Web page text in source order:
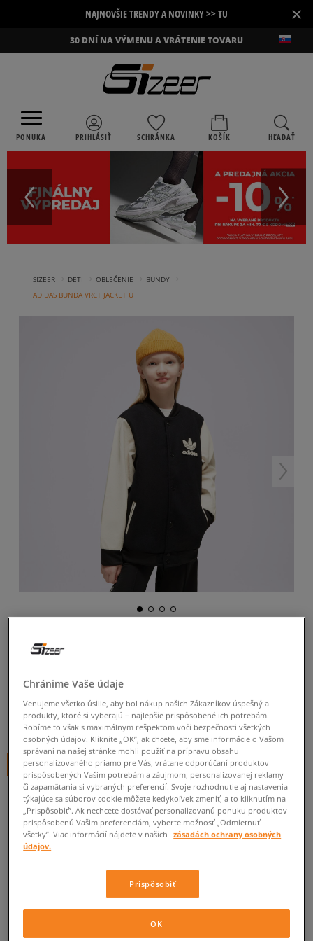
NAJNOVŠIE TRENDY A NOVINKY >> TU ×
30 DNÍ NA VÝMENU A VRÁTENIE TOVARU
PONUKA PRIHLÁSIŤ SCHRÁNKA KOŠÍK HĽADAŤ
SIZEER DETI OBLEČENIE BUNDY
ADIDAS BUNDA VRCT JACKET U
ADIDAS BUNDA VRCT JACKET U
49€cena s DPH
+ 49 BODOV VSIZEERCLUBE
Informujte ma o dostupnosti
Ak bude položka opäť dostupná, dostanete od nás oznámenie.
Chránime Vaše údaje
Venujeme všetko úsilie, aby bol nákup našich Zákazníkov úspešný a
produkty, ktoré si vyberajú – najlepšie prispôsobené ich potrebám.
Robíme to však s maximálnym rešpektom voči bezpečnosti všetkých
osobných údajov. Kliknite „OK”, ak chcete, aby sme informácie o Vašom
správaní na našej stránke mohli použiť na prípravu obsahu
personalizovaného priamo pre Vás, vrátane odporúčaní produktov
prispôsobených Vašim potrebám a záujmom, personalizovanej reklamy
či zapamätania si vybraných preferencií. Svoje rozhodnutie aj nastavenia
týkajúce sa súborov cookie môžete kedykoľvek zmeniť, a to kliknutím na
„Prispôsobiť”. Ak nechcete dostávať personalizovanú ponuku produktov
prispôsobenú Vašim preferenciám, vyberte možnosť „Odmietnuť
všetky”. Viac informácií nájdete v našich
zásadách ochrany osobných
údajov.
Prispôsobiť
OK